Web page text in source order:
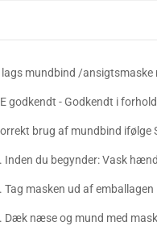
lags mundbind /ansigtsmaske
godkendt - Godkendt i
brug af mundbind ifølge
Inden du begynder: Vask
Tag masken ud af emballagen
Dæk næse og mund med